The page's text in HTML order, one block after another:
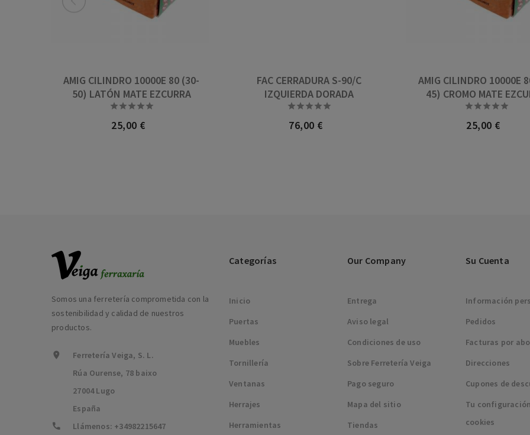
AMIG CILINDRO 10000E 80 (30-
50) LATÓN MATE EZCURRA

Precio
25,00 €
FAC CERRADURA S-90/C
IZQUIERDA DORADA

Precio
76,00 €
AMIG CILINDRO 10000E
45) CROMO MATE

Precio
25,00 €
Somos una ferretería comprometida con la
sostenibilidad y calidad de nuestros
productos.
Ferretería Veiga, S. L.
Rúa Ourense, 78 baixo
27004 Lugo
España
Llámenos: +34982215647
Categorías
Inicio
Puertas
Muebles
Tornillería
Ventanas
Herrajes
Herramientas
Our Company
Entrega
Aviso legal
Condiciones de uso
Sobre Ferretería Veiga
Pago seguro
Mapa del sitio
Tiendas
Su Cuenta
Información
Pedidos
Facturas por
Direcciones
Cupones de
Tu
cookies